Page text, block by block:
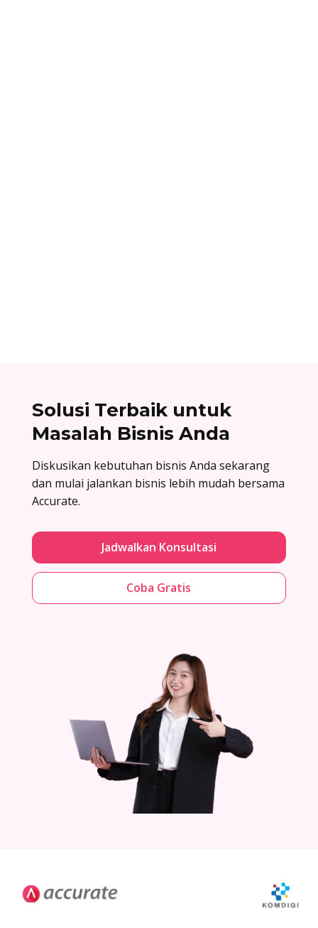
Solusi Terbaik untuk
Masalah Bisnis Anda
Diskusikan kebutuhan bisnis Anda sekarang
dan mulai jalankan bisnis lebih mudah bersama
Accurate.
Jadwalkan Konsultasi
Coba Gratis